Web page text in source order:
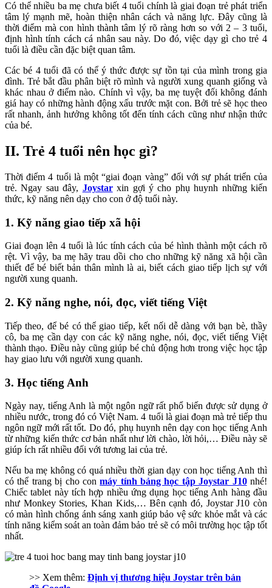
Có thể nhiều ba mẹ chưa biết 4 tuổi chính là giai đoạn trẻ phát triển
tâm lý mạnh mẽ, hoàn thiện nhân cách và năng lực. Đây cũng là
thời điểm mà con hình thành tâm lý rõ ràng hơn so với 2 – 3 tuổi,
định hình tính cách cá nhân sau này. Do đó, việc dạy gì cho trẻ 4
tuổi là điều cần đặc biệt quan tâm.
Các bé 4 tuổi đã có thể ý thức được sự tồn tại của mình trong gia
đình. Trẻ bắt đầu phân biệt rõ mình và người xung quanh giống và
khác nhau ở điểm nào. Chính vì vậy, ba mẹ tuyệt đối không đánh
giá hay có những hành động xấu trước mặt con. Bởi trẻ sẽ học theo
rất nhanh, ảnh hưởng không tốt đến tính cách cũng như nhận thức
của bé.
II. Trẻ 4 tuổi nên học gì?
Thời điểm 4 tuổi là một “giai đoạn vàng” đối với sự phát triển của
trẻ. Ngay sau đây, Joystarxin gợi ý cho phụ huynh những kiến
thức, kỹ năng nên dạy cho con ở độ tuổi này.
1. Kỹ năng giao tiếp xã hội
Giai đoạn lên 4 tuổi là lúc tính cách của bé hình thành một cách rõ
rệt. Vì vậy, ba mẹ hãy trau dồi cho cho những kỹ năng xã hội cần
thiết để bé biết bản thân mình là ai, biết cách giao tiếp lịch sự với
người xung quanh.
2. Kỹ năng nghe, nói, đọc, viết tiếng Việt
Tiếp theo, để bé có thể giao tiếp, kết nối dễ dàng với bạn bè, thầy
cô, ba mẹ cần dạy con các kỹ năng nghe, nói, đọc, viết tiếng Việt
thành thạo. Điều này cũng giúp bé chủ động hơn trong việc học tập
hay giao lưu với người xung quanh.
3. Học tiếng Anh
Ngày nay, tiếng Anh là một ngôn ngữ rất phổ biến được sử dụng ở
nhiều nước, trong đó có Việt Nam. 4 tuổi là giai đoạn mà trẻ tiếp thu
ngôn ngữ mới rất tốt. Do đó, phụ huynh nên dạy con học tiếng Anh
từ những kiến thức cơ bản nhất như lời chào, lời hỏi,… Điều này sẽ
giúp ích rất nhiều đối với tương lai của trẻ.
Nếu ba mẹ không có quá nhiều thời gian dạy con học tiếng Anh thì
có thể trang bị cho conmáy tính bảng học tập Joystar J10nhé!
Chiếc tablet này tích hợp nhiều ứng dụng học tiếng Anh hàng đầu
như Monkey Stories, Khan Kids,… Bên cạnh đó, Joystar J10 còn
có màn hình chống ánh sáng xanh giúp bảo vệ sức khỏe mắt và các
tính năng kiểm soát an toàn đảm bảo trẻ sẽ có môi trường học tập tốt
nhất.
>> Xem thêm: Định vị thương hiệu Joystar trên bản